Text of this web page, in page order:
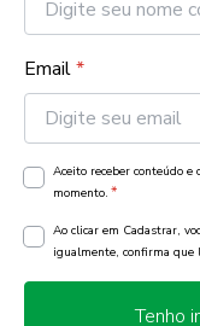
Email*
Aceito receber conteúdo
momento. *
Ao clicar em Cadastrar,
igualmente, confirma que
Tenho